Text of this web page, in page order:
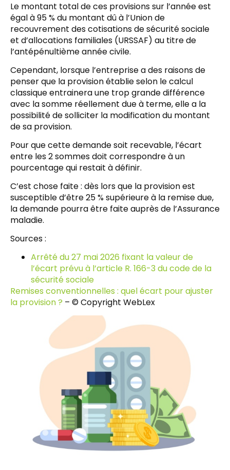
Le montant total de ces provisions sur l’année est
égal à 95 % du montant dû à l’Union de
recouvrement des cotisations de sécurité sociale
et d’allocations familiales (URSSAF) au titre de
l’antépénultième année civile.
Cependant, lorsque l’entreprise a des raisons de
penser que la provision établie selon le calcul
classique entrainera une trop grande différence
avec la somme réellement due à terme, elle a la
possibilité de solliciter la modification du montant
de sa provision.
Pour que cette demande soit recevable, l’écart
entre les 2 sommes doit correspondre à un
pourcentage qui restait à définir.
C’est chose faite : dès lors que la provision est
susceptible d’être 25 % supérieure à la remise due,
la demande pourra être faite auprès de l’Assurance
maladie.
Sources :
Arrêté du 27 mai 2026 fixant la valeur de
l’écart prévu à l’article R. 166-3 du code de la
sécurité sociale
Remises conventionnelles : quel écart pour ajuster
la provision ? – © Copyright WebLex